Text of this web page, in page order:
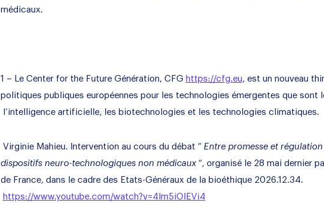
médicaux.
1 – Le Center for the Future Génération, CFG https://cfg.eu, est un nouveau
politiques publiques européennes pour les technologies émergentes que sont
l’intelligence artificielle, les biotechnologies et les technologies climatiques.
Virginie Mahieu. Intervention au cours du débat ” Entre promesse et
dispositifs neuro-technologiques non médicaux“, organisé le 28 mai dernier
de France, dans le cadre des Etats-Généraux de la bioéthique 2026.12.34.
https://www.youtube.com/watch?v=4lm5iOIEVi4